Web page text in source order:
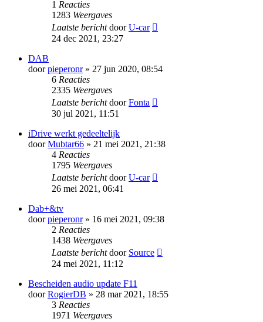
1 Reacties
1283 Weergaves
Laatste berichtdoorU-car
24 dec 2021, 23:27
DAB
doorpieperonr» 27 jun 2020, 08:54
6 Reacties
2335 Weergaves
Laatste berichtdoorFonta
30 jul 2021, 11:51
iDrive werkt gedeeltelijk
doorMubtar66 » 21 mei 2021, 21:38
4 Reacties
1795 Weergaves
Laatste berichtdoorU-car
26 mei 2021, 06:41
Dab+&tv
doorpieperonr» 16 mei 2021, 09:38
2 Reacties
1438 Weergaves
Laatste berichtdoor Source
24 mei 2021, 11:12
Bescheiden audio update F11
doorRogierDB » 28 mar 2021, 18:55
3 Reacties
1971 Weergaves